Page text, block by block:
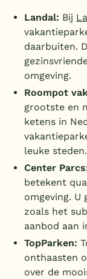
Landal: Bij
daarbuiten.
omgeving.
Roompot
grootste en
ketens in
leuke steden.
Center
betekent
omgeving.
zoals het
aanbod aan
TopParken:
onthaasten
over de